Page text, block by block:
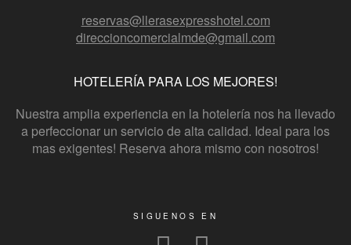
reservas@llerasexpresshotel.com
direccioncomercialmde@gmail.com
HOTELERÍA PARA LOS MEJORES!
Nuestra amplia experiencia en la hotelería nos ha llevado
a perfeccionar un servicio de alta calidad. Ideal para los
mas exigentes! Reserva ahora mismo con nosotros!
SIGUENOS EN